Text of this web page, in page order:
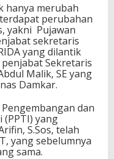
hanya merubah
perubahan
yakni Pujawan
sekretaris
yang dilantik
Sekretaris
Malik, SE yang
Damkar.
dan
yang
S.Sos, telah
yang sebelumnya
sama.